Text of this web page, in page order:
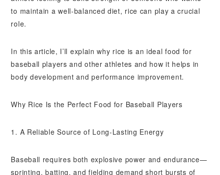
to maintain a well-balanced diet, rice can play a crucial
role.
In this article, I’ll explain why rice is an ideal food for
baseball players and other athletes and how it helps in
body development and performance improvement.
Why Rice Is the Perfect Food for Baseball Players
1. A Reliable Source of Long-Lasting Energy
Baseball requires both explosive power and endurance—
sprinting, batting, and fielding demand short bursts of